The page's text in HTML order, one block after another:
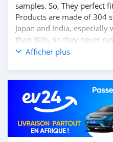
samples. So, They perfect
Products are made of 304
Japan and India,
than 30%, so they never
over time.
This is the perfect
classiccarpartsvn.com/
type-1956-1970-bumpers/
If you need all parts for
me.
Afficher plus